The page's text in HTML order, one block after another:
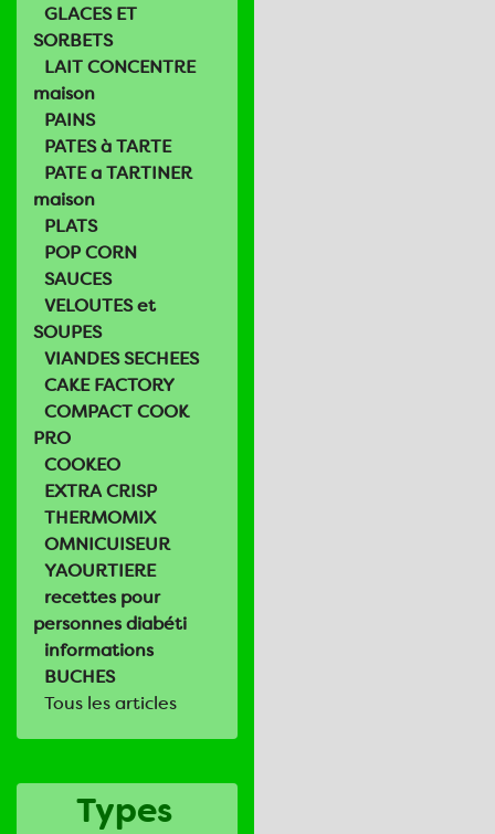
GLACES ET
SORBETS
LAIT CONCENTRE
maison
PAINS
PATES à TARTE
PATE a TARTINER
maison
PLATS
POP CORN
SAUCES
VELOUTES et
SOUPES
VIANDES SECHEES
CAKE FACTORY
COMPACT COOK
PRO
COOKEO
EXTRA CRISP
THERMOMIX
OMNICUISEUR
YAOURTIERE
recettes pour
personnes diabéti
informations
BUCHES
Tous les articles
Types